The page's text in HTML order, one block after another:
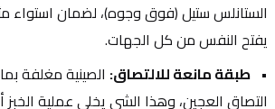
يفتح النفس من كل الجهات.
طبقة مانعة للالتصاق: